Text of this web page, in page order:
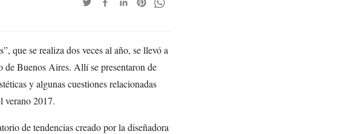
que se realiza dos veces al año, se llevó a
Buenos Aires. Allí se presentaron de
y algunas cuestiones relacionadas
verano 2017.
de tendencias creado por la diseñadora